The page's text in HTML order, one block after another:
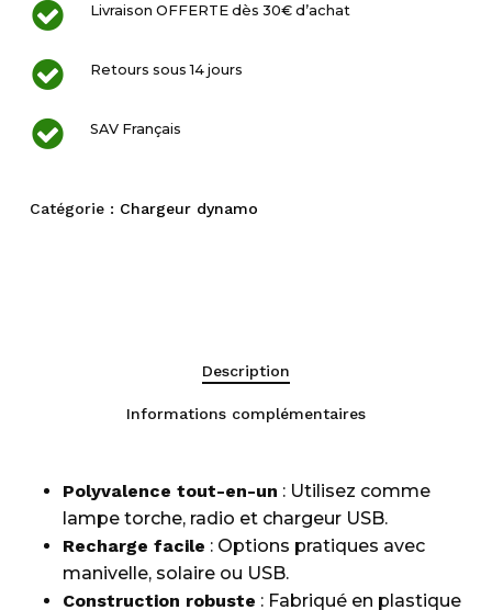
Livraison OFFERTE dès 30€ d’achat
Retours sous 14 jours
SAV Français
Catégorie : Chargeur dynamo
Description
Informations complémentaires
Polyvalence tout-en-un : Utilisez comme
lampe torche, radio et chargeur USB.
Recharge facile : Options pratiques avec
manivelle, solaire ou USB.
Construction robuste : Fabriqué en plastique